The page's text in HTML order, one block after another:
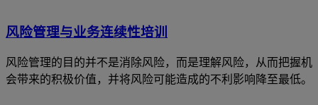
风险管理与业务连续性培训
风险管理的目的并不是消除风险，而是理解风险，从而把握机
会带来的积极价值，并将风险可能造成的不利影响降至最低。